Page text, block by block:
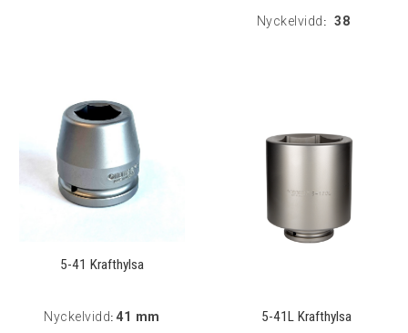
Nyckelvidd : 38
5-41 Krafthylsa
Nyckelvidd: 41 mm 5-41L Krafthylsa